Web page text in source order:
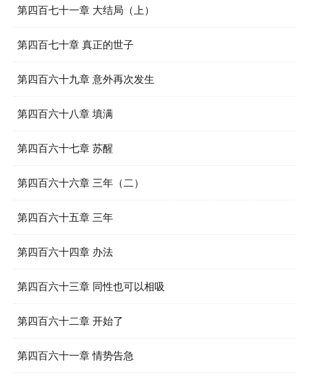
第四百七十一章 大结局（上）
第四百七十章 真正的世子
第四百六十九章 意外再次发生
第四百六十八章 填满
第四百六十七章 苏醒
第四百六十六章 三年（二）
第四百六十五章 三年
第四百六十四章 办法
第四百六十三章 同性也可以相吸
第四百六十二章 开始了
第四百六十一章 情势告急